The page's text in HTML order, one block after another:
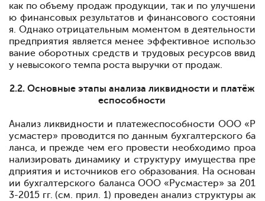
как по объему продаж продукции, так и по улучшени
ю финансовых результатов и финансового состояни
я. Однако отрицательным моментом в деятельности
предприятия является менее эффективное использо
вание оборотных средств и трудовых ресурсов ввид
у невысокого темпа роста выручки от продаж.
2.2. Основные этапы анализа ликвидности и платёж
еспособности
Анализ ликвидности и платежеспособности ООО «Р
усмастер» проводится по данным бухгалтерского ба
ланса, и прежде чем его провести необходимо проа
нализировать динамику и структуру имущества пре
дприятия и источников его образования. На основан
ии бухгалтерского баланса ООО «Русмастер» за 201
3-2015 гг. (см. прил. 1) проведен анализ структуры ак